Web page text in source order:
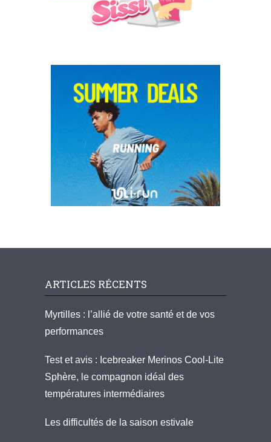
ARTICLES RÉCENTS
Myrtilles : l’allié de votre santé et de vos
performances
Test et avis : Icebreaker Merinos Cool-Lite
Sphère, le compagnon idéal des
températures intermédiaires
Les difficultés de la saison estivale